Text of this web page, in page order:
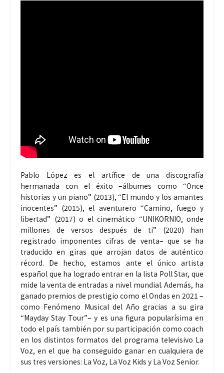
Pablo López es el artífice de una discografía
hermanada con el éxito –álbumes como “Once
historias y un piano” (2013), “El mundo y los amantes
inocentes” (2015), el aventurero “Camino, fuego y
libertad” (2017) o el cinemático “UNIKORNIO, onde
millones de versos después de ti” (2020) han
registrado imponentes cifras de venta– que se ha
traducido en giras que arrojan datos de auténtico
récord. De hecho, estamos ante el único artista
español que ha logrado entrar en la lista Poll Star, que
mide la venta de entradas a nivel mundial. Además, ha
ganado premios de prestigio como el Ondas en 2021 –
como Fenómeno Musical del Año gracias a su gira
“Mayday Stay Tour”– y es una figura popularísima en
todo el país también por su participación como coach
en los distintos formatos del programa televisivo La
Voz, en el que ha conseguido ganar en cualquiera de
sus tres versiones: La Voz, La Voz Kids y La Voz Senior.